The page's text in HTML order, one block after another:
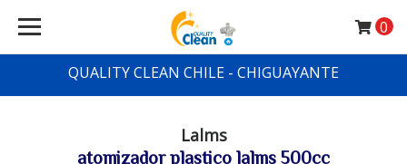
QUALITY CLEAN CHILE - CHIGUAYANTE
0
Lalms
atomizador plastico lalms 500cc